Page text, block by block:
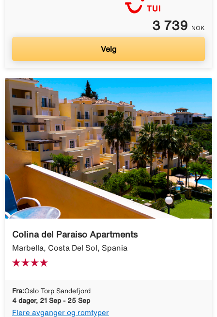
3 739 NOK
Velg
Colina del Paraiso Apartments
Marbella, Costa Del Sol, Spania
Fra:Oslo Torp Sandefjord
4 dager, 21 Sep - 25 Sep
Flere avganger og romtyper